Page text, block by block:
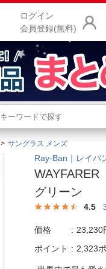
ログイン
会員登録(無料)
サングラス メンズ
Ray-Ban｜レイバ
WAYFARER
グリーン
4.5
価格 23,230
ポイント
2,323